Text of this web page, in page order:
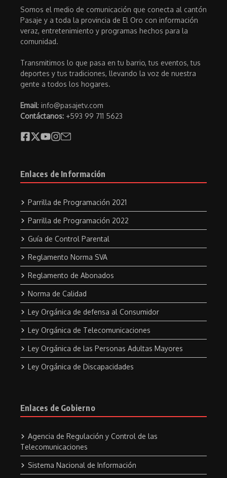
Somos el medio de comunicación que conecta al cantón
Pasaje y a toda la provincia de El Oro con información
veraz, entretenimiento y programas hechos para la
comunidad.
Transmitimos lo que pasa en tu barrio, tus eventos, tus
deportes y tus tradiciones, llevando la voz de nuestra
gente a todos los hogares.
Email: info@pasajetv.com
Contáctanos: +593 99 711 5623
Enlaces de Información
Parrilla de Programación 2021
Parrilla de Programación 2022
Guía de Control Parental
Reglamento Norma SVA
Reglamento de Abonados
Norma de Calidad
Ley Orgánica de defensa al Consumidor
Ley Orgánica de Telecomunicaciones
Ley Orgánica de las Personas Adultas Mayores
Ley Orgánica de Discapacidades
Enlaces de Gobierno
Agencia de Regulación y Control de las
Telecomunicaciones
Sistema Nacional de Información